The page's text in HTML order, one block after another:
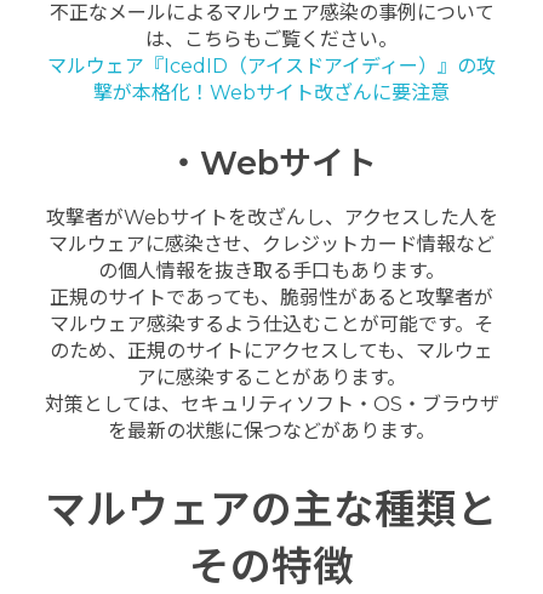
不正なメールによるマルウェア感染の事例について
は、こちらもご覧ください。
マルウェア『IcedID（アイスドアイディー）』の攻
撃が本格化！Webサイト改ざんに要注意
・Webサイト
攻撃者がWebサイトを改ざんし、アクセスした人を
マルウェアに感染させ、クレジットカード情報など
の個人情報を抜き取る手口もあります。
正規のサイトであっても、脆弱性があると攻撃者が
マルウェア感染するよう仕込むことが可能です。そ
のため、正規のサイトにアクセスしても、マルウェ
アに感染することがあります。
対策としては、セキュリティソフト・OS・ブラウザ
を最新の状態に保つなどがあります。
マルウェアの主な種類と
その特徴